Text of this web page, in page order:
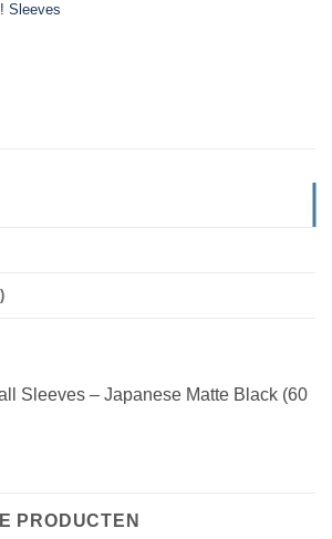
Sleeves
Sleeves – Japanese Matte Black (60
PRODUCTEN